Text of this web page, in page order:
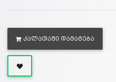
ᲙᲐᲚᲐᲗᲐᲨᲘ ᲓᲐᲛᲐᲢᲔᲑᲐ